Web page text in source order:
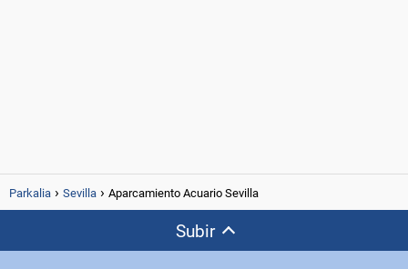
Parkalia Sevilla Aparcamiento Acuario Sevilla
Subir